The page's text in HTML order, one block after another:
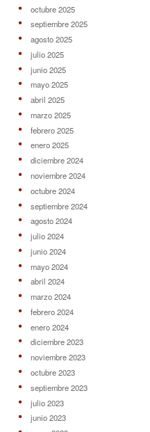
octubre 2025
septiembre 2025
agosto 2025
julio 2025
junio 2025
mayo 2025
abril 2025
marzo 2025
febrero 2025
enero 2025
diciembre 2024
noviembre 2024
octubre 2024
septiembre 2024
agosto 2024
julio 2024
junio 2024
mayo 2024
abril 2024
marzo 2024
febrero 2024
enero 2024
diciembre 2023
noviembre 2023
octubre 2023
septiembre 2023
julio 2023
junio 2023